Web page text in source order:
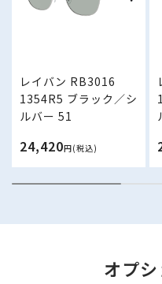
レイバン RB3016
1354R5 ブラック／シ
ルバー 51
24,420円(税込)
オプ